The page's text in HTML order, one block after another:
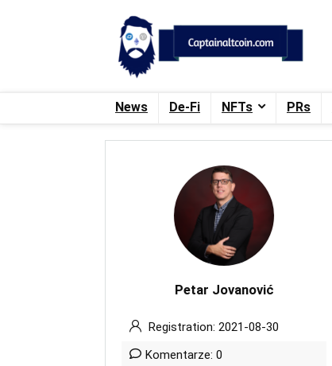
News De-Fi NFTs PRs
Petar Jovanović
Registration: 2021-08-30
Komentarze: 0